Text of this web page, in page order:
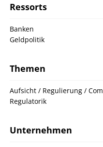
Ressorts
Banken
Geldpolitik
Themen
Aufsicht / Regulierung /
Regulatorik
Unternehmen